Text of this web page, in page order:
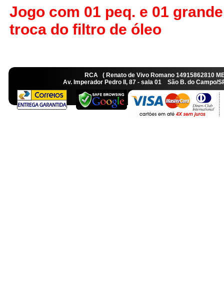
Jogo com 01 peq. e 01
troca do filtro de óleo
RCA ( Renato de Vivo Romano
Av. Imperador Pedro II, 87 - sala 01 São B. do